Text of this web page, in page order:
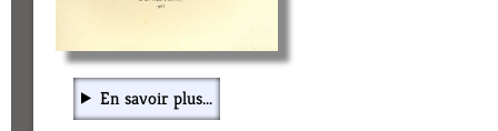
En savoir plus...